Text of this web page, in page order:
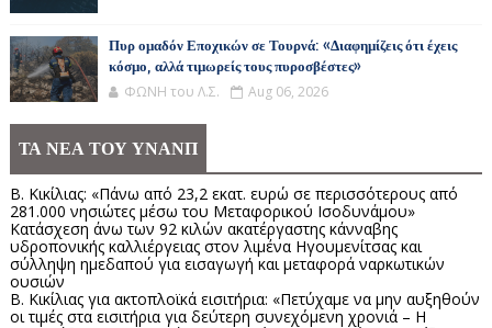
Πυρ ομαδόν Εποχικών σε Τουρνά: «Διαφημίζεις ότι έχεις
κόσμο, αλλά τιμωρείς τους πυροσβέστες»
ΦΩΝΗ του Λ.Σ. Aug 06, 2026
ΤΑ ΝΕΑ ΤΟΥ ΥΝΑΝΠ
Β. Κικίλιας: «Πάνω από 23,2 εκατ. ευρώ σε περισσότερους από
281.000 νησιώτες μέσω του Μεταφορικού Ισοδυνάμου»
Κατάσχεση άνω των 92 κιλών ακατέργαστης κάνναβης
υδροπονικής καλλιέργειας στον λιμένα Ηγουμενίτσας και
σύλληψη ημεδαπού για εισαγωγή και μεταφορά ναρκωτικών
ουσιών
Β. Κικίλιας για ακτοπλοϊκά εισιτήρια: «Πετύχαμε να μην αυξηθούν
οι τιμές στα εισιτήρια για δεύτερη συνεχόμενη χρονιά – Η